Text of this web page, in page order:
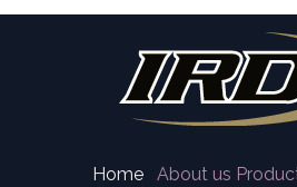
Home About us